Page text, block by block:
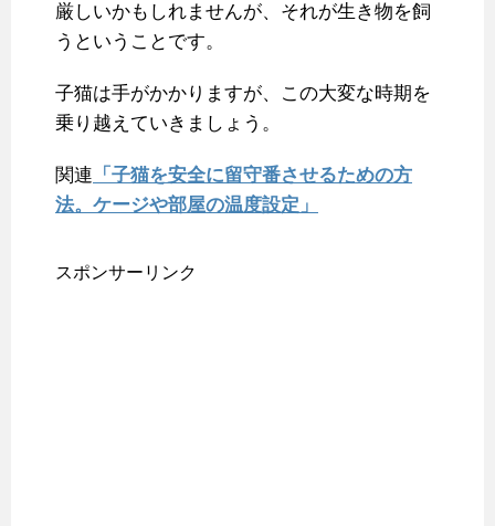
厳しいかもしれませんが、それが生き物を飼
うということです。
子猫は手がかかりますが、この大変な時期を
乗り越えていきましょう。
関連 「子猫を安全に留守番させるための方
法。ケージや部屋の温度設定」
スポンサーリンク